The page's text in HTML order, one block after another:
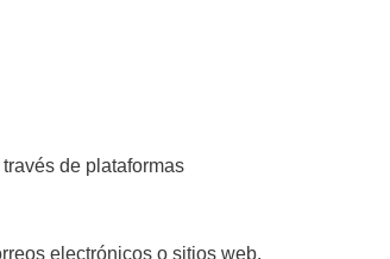
de plataformas
electrónicos o sitios web.